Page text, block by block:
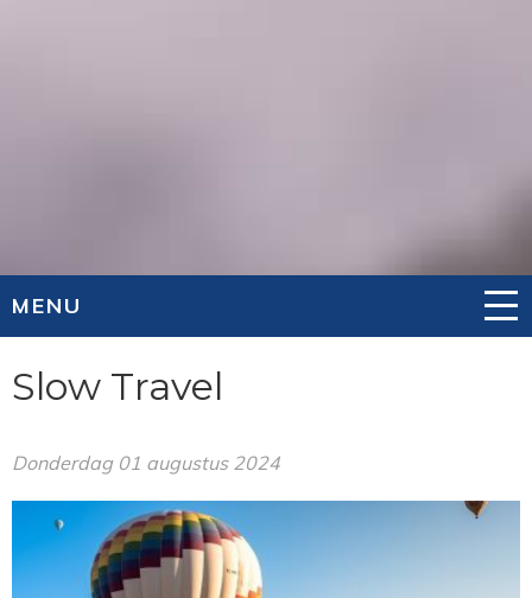
MENU
Slow Travel
Donderdag 01 augustus 2024